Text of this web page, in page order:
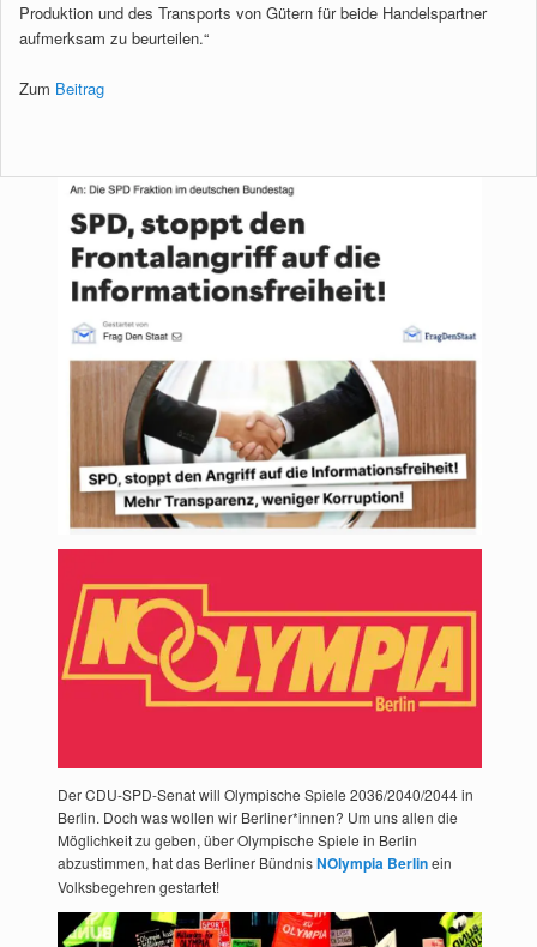
Produktion und des Transports von Gütern für beide Handels­partner
aufmerksam zu beurteilen.“
Zum Beitrag
Der CDU-SPD-Senat will Olympische Spiele 2036/2040/2044 in
Berlin. Doch was wollen wir Berliner*innen? Um uns allen die
Möglichkeit zu geben, über Olympische Spiele in Berlin
abzustimmen, hat das Berliner BündnisNOlympia Berlinein
Volksbegehren gestartet!